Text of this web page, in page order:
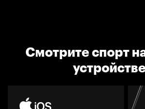
Смотрите спорт
устройстве